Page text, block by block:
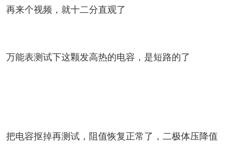
再来个视频，就十二分直观了
万能表测试下这颗发高热的电容，是短路的了
把电容抠掉再测试，阻值恢复正常了，二极体压降值